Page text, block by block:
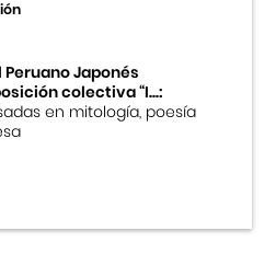
Japonés
colectiva “I...:
en mitología, poesía